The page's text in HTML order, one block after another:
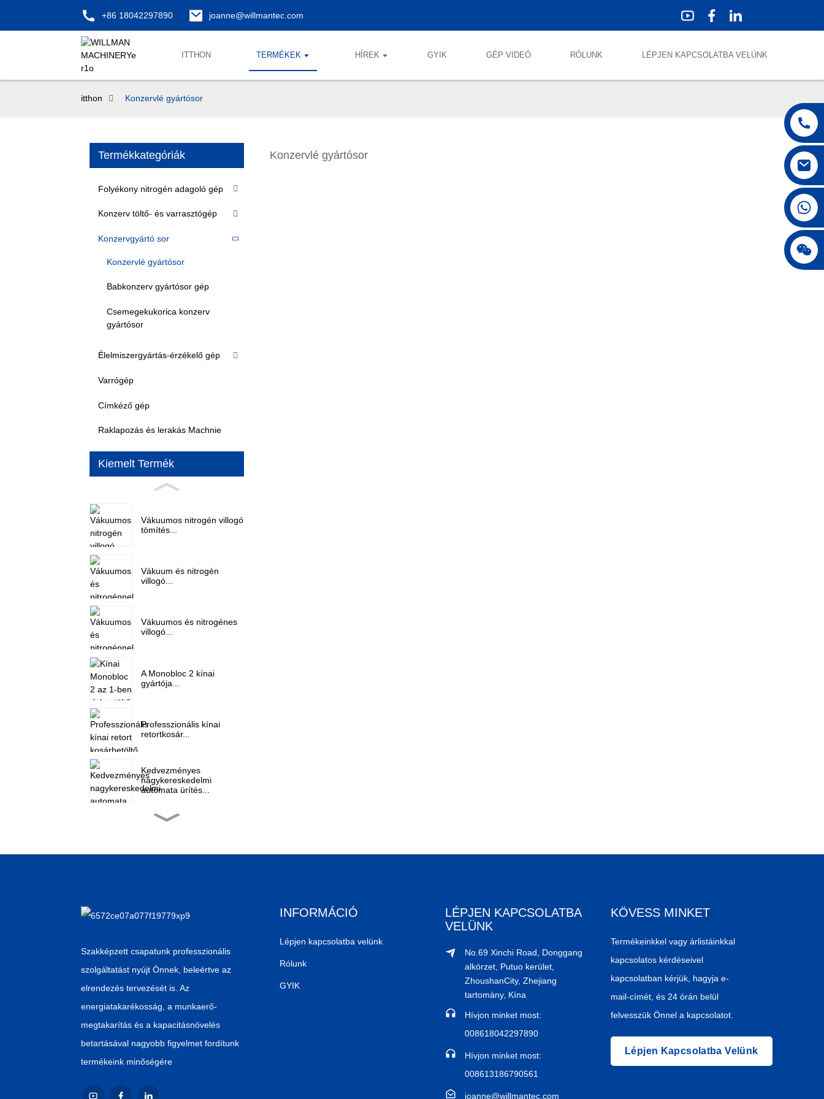
+86 18042297890 joanne@willmantec.com
ITTHON TERMÉKEK HÍREK GYIK GÉP VIDEÓ RÓLUNK LÉPJEN KAPCSOLATBA VELÜNK
itthon Konzervlé gyártósor
Termékkategóriák
Folyékony nitrogén adagoló gép
Konzerv töltő- és varrasztógép
Konzervgyártó sor
Konzervlé gyártósor
Babkonzerv gyártósor gép
Csemegekukorica konzerv
gyártósor
Élelmiszergyártás-érzékelő gép
Varrógép
Címkéző gép
Raklapozás és lerakás Machnie
Kiemelt Termék
Vákuumos nitrogén villogó
tömítés...
Vákuum és nitrogén
villogó...
Vákuumos és nitrogénes
villogó...
A Monobloc 2 kínai
gyártója...
Professzionális kínai
retortkosár...
Kedvezményes
nagykereskedelmi
automata ürítés...
Can...
Konzervlé gyártósor
Szakképzett csapatunk professzionális
szolgáltatást nyújt Önnek, beleértve az
elrendezés tervezését is. Az
energiatakarékosság, a munkaerő-
megtakarítás és a kapacitásnövelés
betartásával nagyobb figyelmet fordítunk
termékeink minőségére
INFORMÁCIÓ
Lépjen kapcsolatba velünk
Rólunk
GYIK
LÉPJEN KAPCSOLATBA
VELÜNK
No.69 Xinchi Road, Donggang
alkörzet, Putuo kerület,
ZhoushanCity, Zhejiang
tartomány, Kína
Hívjon minket most:
008618042297890
Hívjon minket most:
008613186790561
joanne@willmantec.com
KÖVESS MINKET
Termékeinkkel vagy árlistáinkkal
kapcsolatos kérdéseivel
kapcsolatban kérjük, hagyja e-
mail-címét, és 24 órán belül
felvesszük Önnel a kapcsolatot.
Lépjen Kapcsolatba Velünk